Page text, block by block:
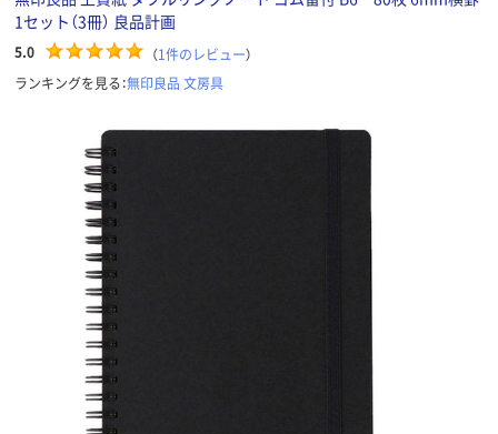
1セット（3冊） 良品計画
5.0 （1件のレビュー）
ランキングを見る：無印良品 文房具